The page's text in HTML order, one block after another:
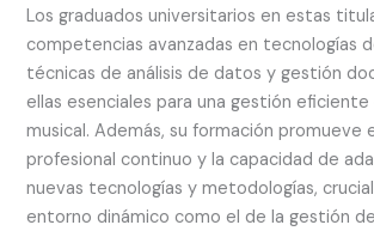
Los graduados universitarios en estas
competencias avanzadas en tecnologías
técnicas de análisis de datos y gestión
ellas esenciales para una gestión
musical. Además, su formación promueve
profesional continuo y la capacidad de
nuevas tecnologías y metodologías,
entorno dinámico como el de la gestión